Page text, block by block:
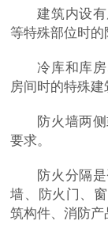
建筑内设
等特殊部位时的
冷库和库
房间时的特殊建
防火墙两
要求。
防火分隔
墙、防火门、
筑构件、消防产